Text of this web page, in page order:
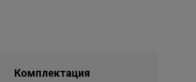
Комплектация